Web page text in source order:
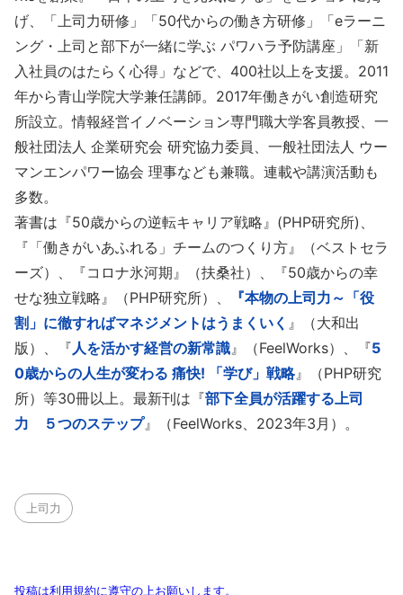
げ、「上司力研修」「50代からの働き方研修」「eラーニ
ング・上司と部下が一緒に学ぶ パワハラ予防講座」「新
入社員のはたらく心得」などで、400社以上を支援。2011
年から青山学院大学兼任講師。2017年働きがい創造研究
所設立。情報経営イノベーション専門職大学客員教授、一
般社団法人 企業研究会 研究協力委員、一般社団法人 ウー
マンエンパワー協会 理事なども兼職。連載や講演活動も
多数。
著書は『50歳からの逆転キャリア戦略』(PHP研究所)、
『「働きがいあふれる」チームのつくり方』（ベストセラ
ーズ）、『コロナ氷河期』（扶桑社）、『50歳からの幸
せな独立戦略』（PHP研究所）、
『本物の上司力～「役
割」に徹すればマネジメントはうまくいく 』（大和出
版）、『人を活かす経営の新常識』（FeelWorks）、『5
0歳からの人生が変わる 痛快! 「学び」戦略』（PHP研究
所）等30冊以上。最新刊は『部下全員が活躍する上司
力 ５つのステップ』（FeelWorks、2023年3月）。
上司力